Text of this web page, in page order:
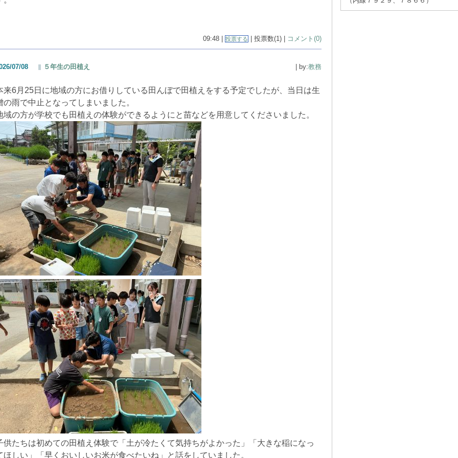
09:48 | 投票する | 投票数(1) | コメント(0)
07/08 ５年生の田植え | by:教務
来6月25日に地域の方にお借りしている田んぼで田植えをする予定でしたが、当日は生
の雨で中止となってしまいました。
域の方が学校でも田植えの体験ができるようにと苗などを用意してくださいました。
供たちは初めての田植え体験で「土が冷たくて気持ちがよかった」「大きな稲になっ
ほしい」「早くおいしいお米が食べたいね」と話をしていました。